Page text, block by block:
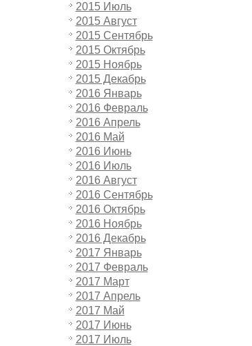
2015 Июль
2015 Август
2015 Сентябрь
2015 Октябрь
2015 Ноябрь
2015 Декабрь
2016 Январь
2016 Февраль
2016 Апрель
2016 Май
2016 Июнь
2016 Июль
2016 Август
2016 Сентябрь
2016 Октябрь
2016 Ноябрь
2016 Декабрь
2017 Январь
2017 Февраль
2017 Март
2017 Апрель
2017 Май
2017 Июнь
2017 Июль